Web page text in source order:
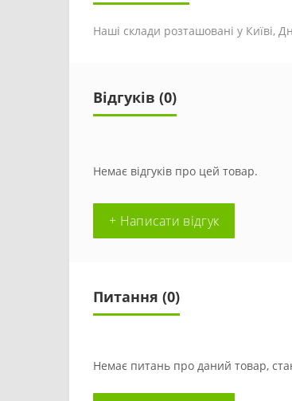
Наші склади розташовані у Київі,
Відгуків (0)
Немає відгуків про цей товар.
+ Написати відгук
Питання (0)
Немає питань про даний товар,